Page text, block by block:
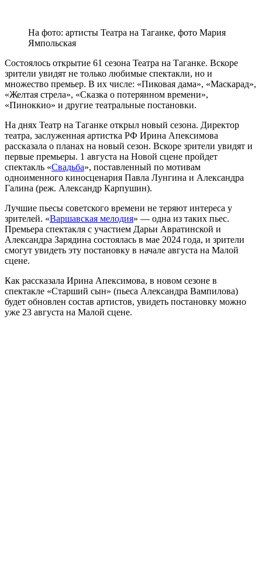
На фото: артисты Театра на Таганке, фото Мария
Ямпольская
Состоялось открытие 61 сезона Театра на Таганке. Вскоре
зрители увидят не только любимые спектакли, но и
множество премьер. В их числе: «Пиковая дама», «Маскарад»,
«Желтая стрела», «Сказка о потерянном времени»,
«Пиноккио» и другие театральные постановки.
На днях Театр на Таганке открыл новый сезона. Директор
театра, заслуженная артистка РФ Ирина Апексимова
рассказала о планах на новый сезон. Вскоре зрители увидят и
первые премьеры. 1 августа на Новой сцене пройдет
спектакль «Свадьба», поставленный по мотивам
одноименного киносценария Павла Лунгина и Александра
Галина (реж. Александр Карпушин).
Лучшие пьесы советского времени не теряют интереса у
зрителей. «Варшавская мелодия» — одна из таких пьес.
Премьера спектакля с участием Дарьи Авратинской и
Александра Зарядина состоялась в мае 2024 года, и зрители
смогут увидеть эту постановку в начале августа на Малой
сцене.
Как рассказала Ирина Апексимова, в новом сезоне в
спектакле «Старший сын» (пьеса Александра Вампилова)
будет обновлен состав артистов, увидеть постановку можно
уже 23 августа на Малой сцене.